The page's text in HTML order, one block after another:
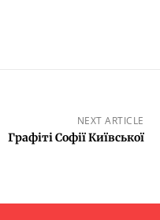
NEXT ARTICLE
Графіті Софії Київської